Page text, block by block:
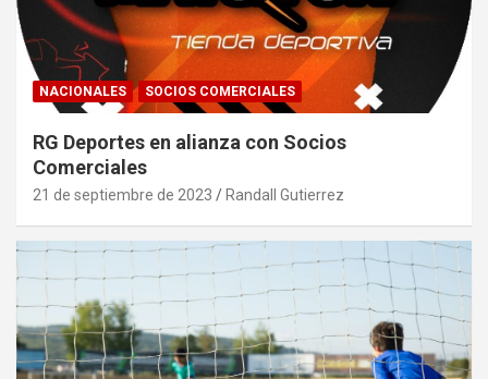
NACIONALES SOCIOS COMERCIALES
RG Deportes en alianza con Socios
Comerciales
21 de septiembre de 2023 Randall Gutierrez